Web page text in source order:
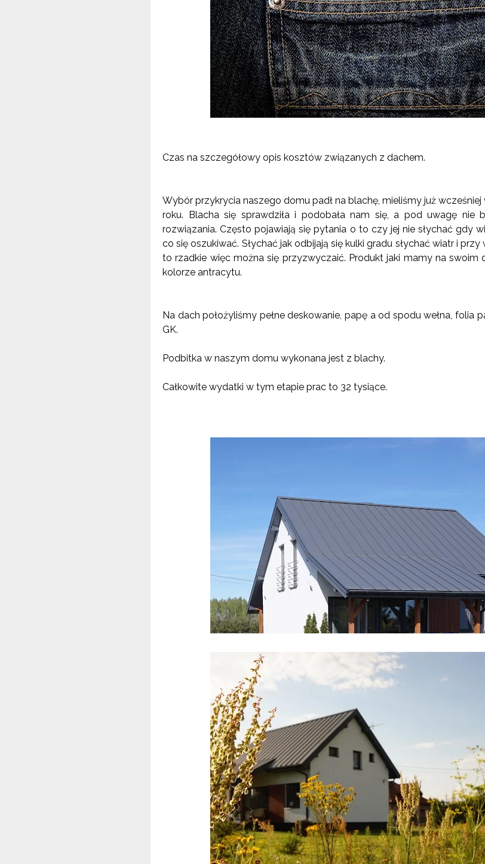
Czas na szczegółowy opis kosztów związanych z dachem.
Wybór przykrycia naszego domu padł na blachę, mieliśmy już
roku. Blacha się sprawdziła i podobała nam się, a pod uwagę nie
rozwiązania. Często pojawiają się pytania o to czy jej nie słychać gdy
co się oszukiwać. Słychać jak odbijają się kulki gradu słychać wiatr i
to rzadkie więc można się przyzwyczaić. Produkt jaki mamy na swoim
kolorze antracytu.
Na dach położyliśmy pełne deskowanie, papę a od spodu wełna, folia
GK.
Podbitka w naszym domu wykonana jest z blachy.
Całkowite wydatki w tym etapie prac to 32 tysiące.